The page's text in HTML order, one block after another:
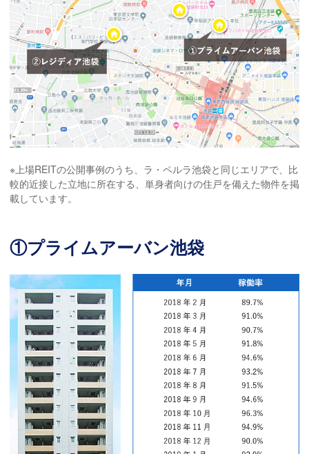
※上場REITの公開事例のうち、ラ・ペルラ池袋と同じエリアで、比
較的近接した立地に所在する、単身者向けの住戸を備えた物件を掲
載しています。
①プライムアーバン池袋